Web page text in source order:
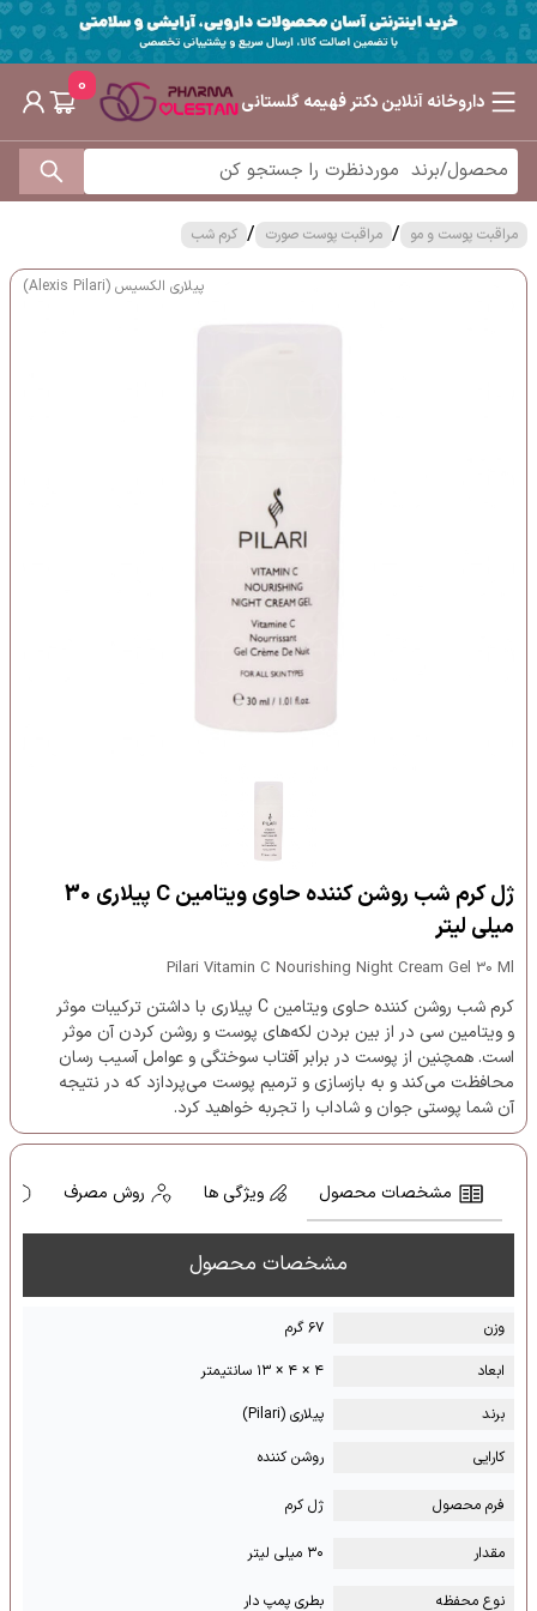
داروخانه آنلاین دکتر فهیمه گلستانی
0
مراقبت پوست و مو / مراقبت پوست صورت / کرم شب
پیلاری الکسیس (Alexis Pilari)
ژل کرم شب روشن کننده حاوی ویتامین C پیلاری 30
میلی لیتر
Pilari Vitamin C Nourishing Night Cream Gel 30 Ml
کرم شب روشن کننده حاوی ویتامین C پیلاری با داشتن ترکیبات موثر
و ویتامین سی در از بین بردن لکه‌های پوست و روشن کردن آن موثر
است. همچنین از پوست در برابر آفتاب سوختگی و عوامل آسیب رسان
محافظت می‌کند و به بازسازی و ترمیم پوست می‌پردازد که در نتیجه
آن شما پوستی جوان و شاداب را تجربه خواهید کرد.
مشخصات محصول ویژگی ها روش مصرف
مشخصات محصول
وزن
۶۷ گرم
ابعاد
۴ × ۴ × ۱۳ سانتیمتر
برند
پیلاری (Pilari)
کارایی
روشن کننده
فرم محصول ژل کرم
مقدار ۳۰ میلی لیتر
نوع محفظه بطری پمپ دار